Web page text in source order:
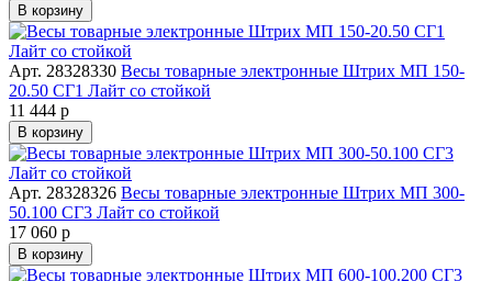
В корзину
Арт. 28328330 Весы товарные электронные Штрих МП 150-
20.50 СГ1 Лайт со стойкой
11 444 р
В корзину
Арт. 28328326 Весы товарные электронные Штрих МП 300-
50.100 СГ3 Лайт со стойкой
17 060 р
В корзину